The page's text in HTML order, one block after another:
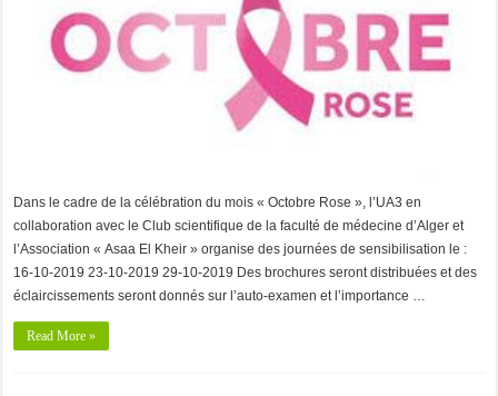
Dans le cadre de la célébration du mois « Octobre Rose », l’UA3 en
collaboration avec le Club scientifique de la faculté de médecine d’Alger et
l’Association « Asaa El Kheir » organise des journées de sensibilisation le :
16-10-2019 23-10-2019 29-10-2019 Des brochures seront distribuées et des
éclaircissements seront donnés sur l’auto-examen et l’importance …
Read More »